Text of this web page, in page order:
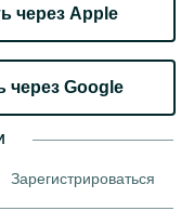
через Apple
через Google
Зарегистрироваться